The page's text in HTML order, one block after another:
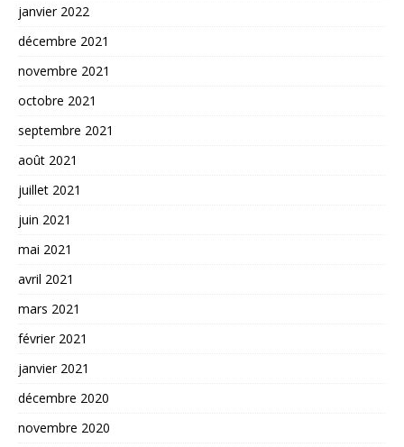
janvier 2022
décembre 2021
novembre 2021
octobre 2021
septembre 2021
août 2021
juillet 2021
juin 2021
mai 2021
avril 2021
mars 2021
février 2021
janvier 2021
décembre 2020
novembre 2020